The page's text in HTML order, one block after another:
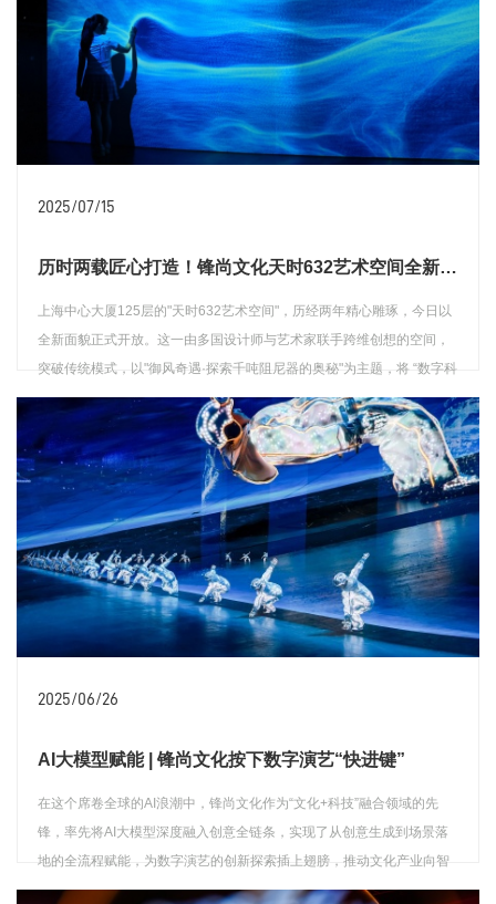
2025/07/15
历时两载匠心打造！锋尚文化天时632艺术空间全新亮相！
上海中心大厦125层的"天时632艺术空间"，历经两年精心雕琢，今日以
全新面貌正式开放。这一由多国设计师与艺术家联手跨维创想的空间，
突破传统模式，以"御风奇遇·探索千吨阻尼器的奥秘"为主题，将 “数字科
技 × 文化艺术 × 知识科普” 巧妙融合，打造出人类智慧与自然法则对话
的交互场域，为市民和游客带来别具一格的云端探索之旅。
查看详情
2025/06/26
AI大模型赋能 | 锋尚文化按下数字演艺“快进键”
在这个席卷全球的AI浪潮中，锋尚文化作为“文化+科技”融合领域的先
锋，率先将AI大模型深度融入创意全链条，实现了从创意生成到场景落
地的全流程赋能，为数字演艺的创新探索插上翅膀，推动文化产业向智
能化、场景化的新高度迈进。